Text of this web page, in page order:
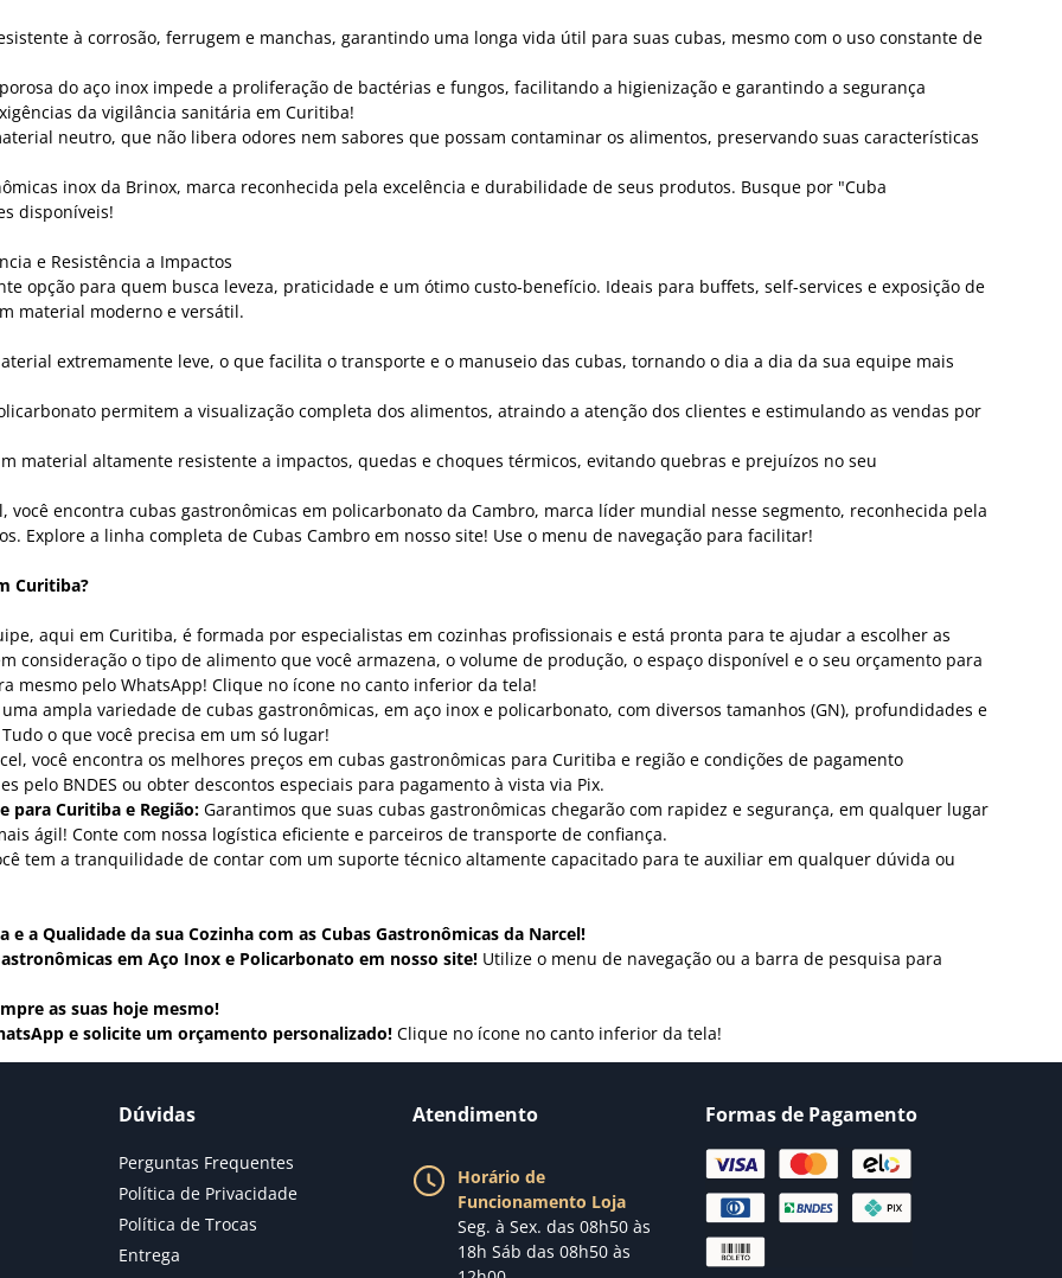
à corrosão, ferrugem e manchas, garantindo uma longa vida útil para suas cubas, mesmo com o uso constante de
do aço inox impede a proliferação de bactérias e fungos, facilitando a higienização e garantindo a segurança
da vigilância sanitária em Curitiba!
neutro, que não libera odores nem sabores que possam contaminar os alimentos, preservando suas características
inox da Brinox, marca reconhecida pela excelência e durabilidade de seus produtos. Busque por "Cuba
disponíveis!
e Resistência a Impactos
opção para quem busca leveza, praticidade e um ótimo custo-benefício. Ideais para buffets, self-services e exposição de
material moderno e versátil.
extremamente leve, o que facilita o transporte e o manuseio das cubas, tornando o dia a dia da sua equipe mais
permitem a visualização completa dos alimentos, atraindo a atenção dos clientes e estimulando as vendas por
material altamente resistente a impactos, quedas e choques térmicos, evitando quebras e prejuízos no seu
você encontra cubas gastronômicas em policarbonato da Cambro, marca líder mundial nesse segmento, reconhecida pela
Explore a linha completa de Cubas Cambro em nosso site! Use o menu de navegação para facilitar!
Curitiba?
aqui em Curitiba, é formada por especialistas em cozinhas profissionais e está pronta para te ajudar a escolher as
consideração o tipo de alimento que você armazena, o volume de produção, o espaço disponível e o seu orçamento para
mesmo pelo WhatsApp! Clique no ícone no canto inferior da tela!
ampla variedade de cubas gastronômicas, em aço inox e policarbonato, com diversos tamanhos (GN), profundidades e
o que você precisa em um só lugar!
você encontra os melhores preços em cubas gastronômicas para Curitiba e região e condições de pagamento
pelo BNDES ou obter descontos especiais para pagamento à vista via Pix.
para Curitiba e Região: Garantimos que suas cubas gastronômicas chegarão com rapidez e segurança, em qualquer lugar
ágil! Conte com nossa logística eficiente e parceiros de transporte de confiança.
tem a tranquilidade de contar com um suporte técnico altamente capacitado para te auxiliar em qualquer dúvida ou
e a Qualidade da sua Cozinha com as Cubas Gastronômicas da Narcel!
em Aço Inox e Policarbonato em nosso site! Utilize o menu de navegação ou a barra de pesquisa para
as suas hoje mesmo!
e solicite um orçamento personalizado! Clique no ícone no canto inferior da tela!
Dúvidas
Perguntas Frequentes
Política de Privacidade
Política de Trocas
Entrega
Atendimento
Horário de
Funcionamento Loja
Seg. à Sex. das 08h50 às
18h Sáb das 08h50 às
Formas de Pagamento